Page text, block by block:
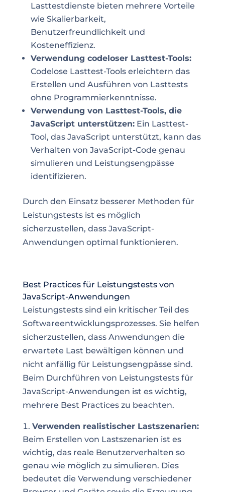
Lasttestdienste bieten mehrere Vorteile
wie Skalierbarkeit,
Benutzerfreundlichkeit und
Kosteneffizienz.
Verwendung codeloser Lasttest-Tools:
Codelose Lasttest-Tools erleichtern das
Erstellen und Ausführen von Lasttests
ohne Programmierkenntnisse.
Verwendung von Lasttest-Tools, die
JavaScript unterstützen:Ein Lasttest-
Tool, das JavaScript unterstützt, kann das
Verhalten von JavaScript-Code genau
simulieren und Leistungsengpässe
identifizieren.
Durch den Einsatz besserer Methoden für
Leistungstests ist es möglich
sicherzustellen, dass JavaScript-
Anwendungen optimal funktionieren.
Best Practices für Leistungstests von
JavaScript-Anwendungen
Leistungstests sind ein kritischer Teil des
Softwareentwicklungsprozesses. Sie helfen
sicherzustellen, dass Anwendungen die
erwartete Last bewältigen können und
nicht anfällig für Leistungsengpässe sind.
Beim Durchführen von Leistungstests für
JavaScript-Anwendungen ist es wichtig,
mehrere Best Practices zu beachten.
Verwenden realistischer Lastszenarien:
Beim Erstellen von Lastszenarien ist es
wichtig, das reale Benutzerverhalten so
genau wie möglich zu simulieren. Dies
bedeutet die Verwendung verschiedener